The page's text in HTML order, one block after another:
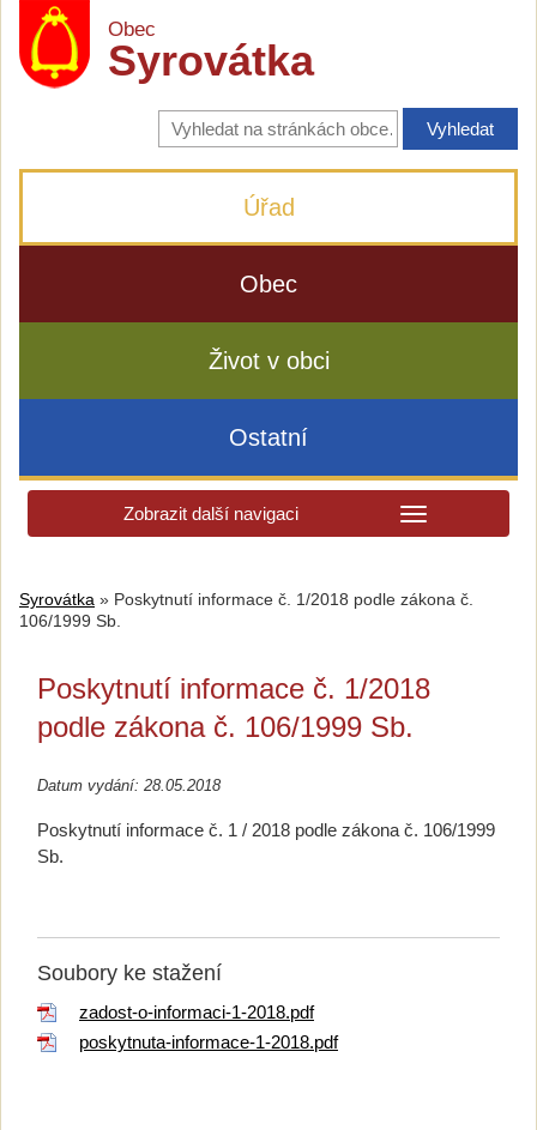
Obec
Syrovátka
Vyhledávání
na
stránkách
Úřad
Obec
Život v obci
Ostatní
Zobrazit další navigaci
Syrovátka » Poskytnutí informace č. 1/2018 podle zákona č.
106/1999 Sb.
Poskytnutí informace č. 1/2018
podle zákona č. 106/1999 Sb.
Datum vydání: 28.05.2018
Poskytnutí informace č. 1 / 2018 podle zákona č. 106/1999
Sb.
Soubory ke stažení
zadost-o-informaci-1-2018.pdf
poskytnuta-informace-1-2018.pdf